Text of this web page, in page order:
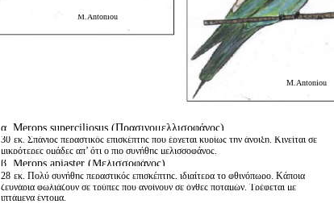
α. Merops superciliosus (Πρασινομελλισοφάγος)
30 εκ. Σπάνιος περαστικός επισκέπτης που έρχεται κυρίως την άνοιξη. Κινείται σε
μικρότερες ομάδες απ’ ότι ο πιο συνήθης μελισσοφάγος.
β. Merops apiaster (Μελισσοφάγος)
28 εκ. Πολύ συνήθης περαστικός επισκέπτης, ιδιαίτερα το φθινόπωρο. Κάποια
ζευγάρια φωλιάζουν σε τρύπες που ανοίγουν σε όχθες ποταμών. Τρέφεται με
ιπτάμενα έντομα.
M.Antoniou
M.Antoniou